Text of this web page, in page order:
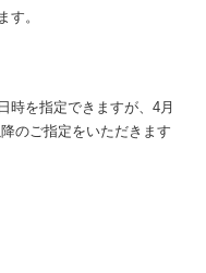
す。
時を指定できますが、4月
のご指定をいただきます